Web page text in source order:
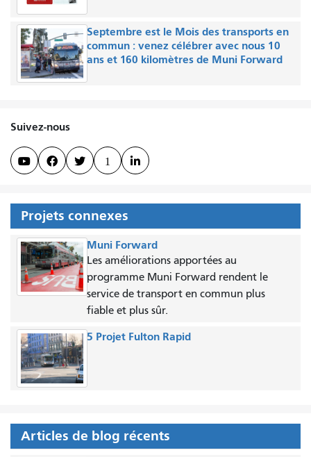
Septembre est le Mois des transports en
commun : venez célébrer avec nous 10
ans et 160 kilomètres de Muni Forward
Suivez-nous
   1 
Projets connexes
Muni Forward
Les améliorations apportées au
programme Muni Forward rendent le
service de transport en commun plus
fiable et plus sûr.
5 Projet Fulton Rapid
Articles de blog récents